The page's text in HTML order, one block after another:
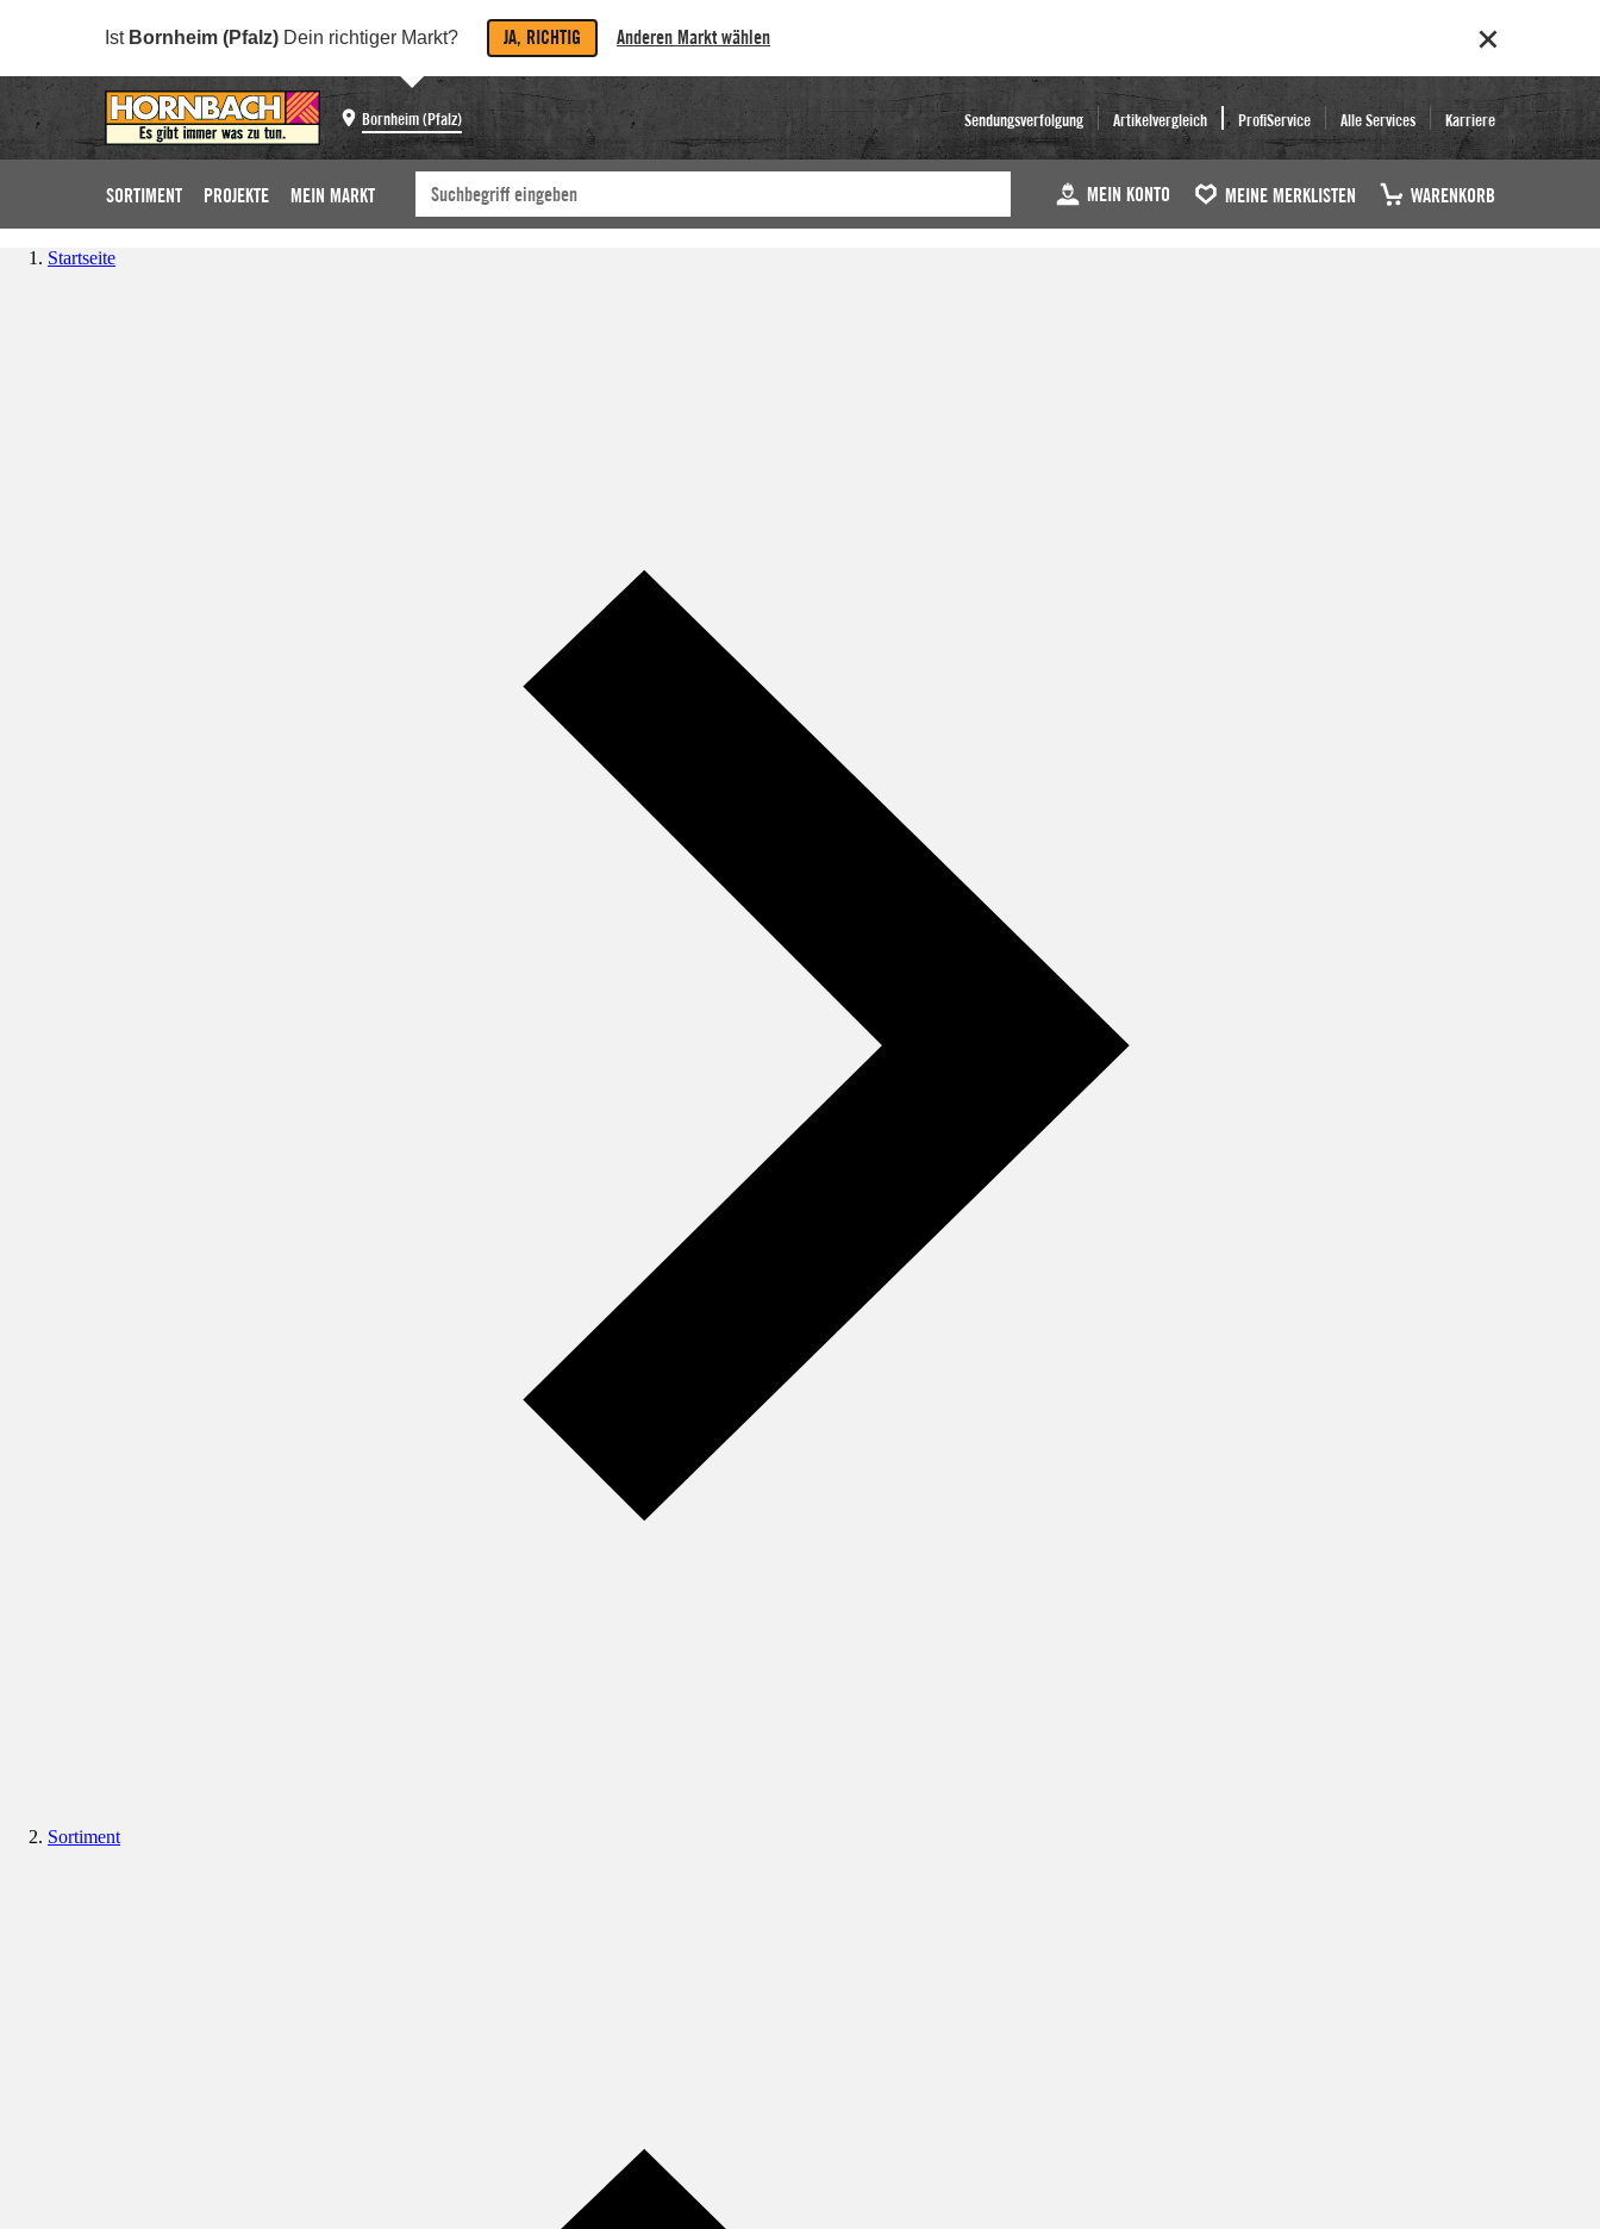
Ist Bornheim (Pfalz) Dein richtiger Markt? JA, RICHTIG Anderen Markt wählen
Bornheim (Pfalz) Sendungsverfolgung Artikelvergleich ProfiService Alle Services Karriere
SORTIMENT PROJEKTE MEIN MARKT MEIN KONTO MEINE MERKLISTEN WARENKORB
Startseite
Sortiment